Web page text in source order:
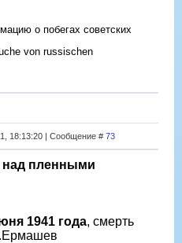
о побегах советских
von russischen
18:13:20 | Сообщение # 73
над пленными
1941 года, смерть